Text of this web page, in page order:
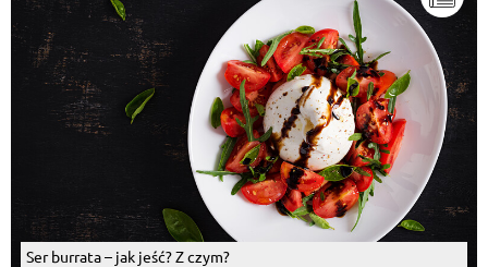
Ser burrata – jak jeść? Z czym?